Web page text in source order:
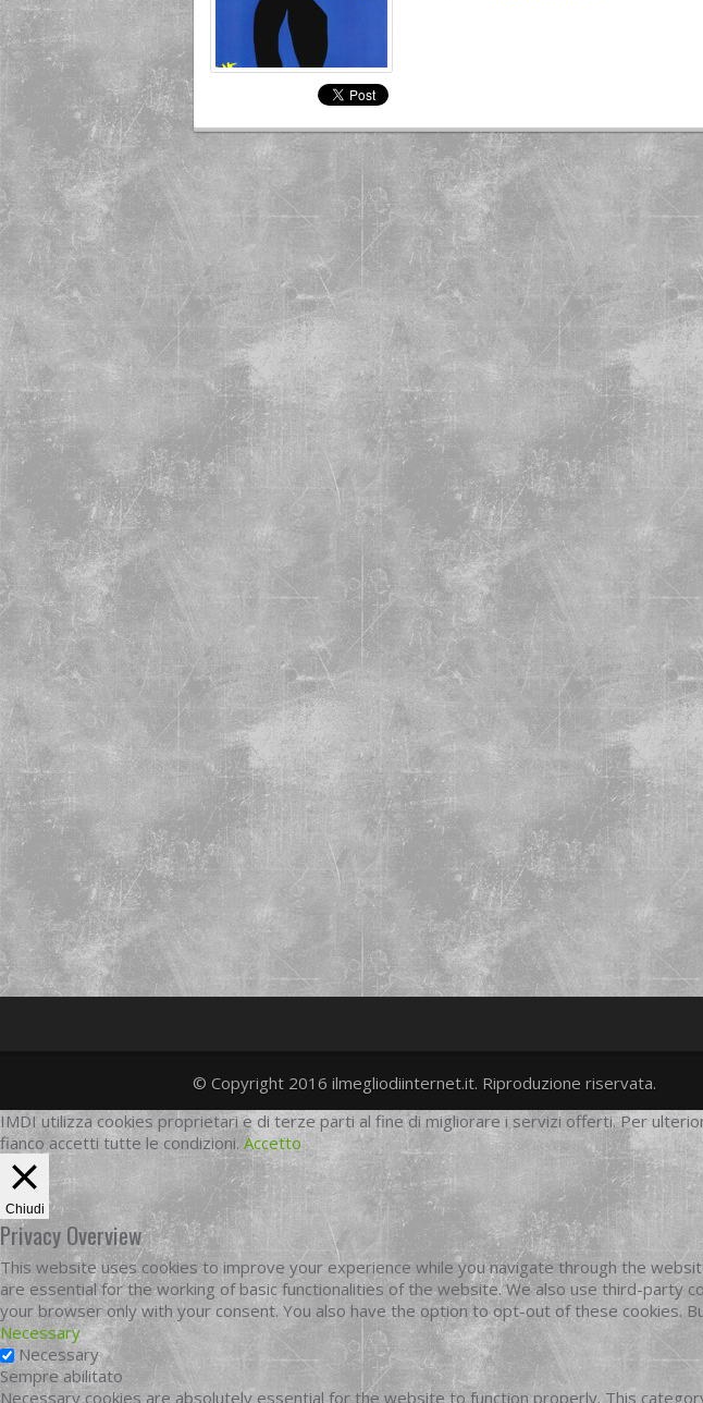
twittergoogleplus
facebook
© Copyright 2016 ilmegliodiinternet.it. Riproduzione riservata.
IMDI utilizza cookies proprietari e di terze parti al fine di migliorare i servizi offerti. Per
fianco accetti tutte le condizioni. Accetto
Chiudi
Privacy Overview
This website uses cookies to improve your experience while you navigate through the
are essential for the working of basic functionalities of the website. We also use third-party
your browser only with your consent. You also have the option to opt-out of these cookies.
Necessary
Necessary
Sempre abilitato
Necessary cookies are absolutely essential for the website to function properly. This